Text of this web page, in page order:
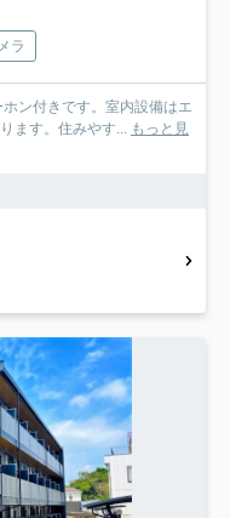
ラ
ン付きです。室内設備はエ
ます。住みやす... もっと見